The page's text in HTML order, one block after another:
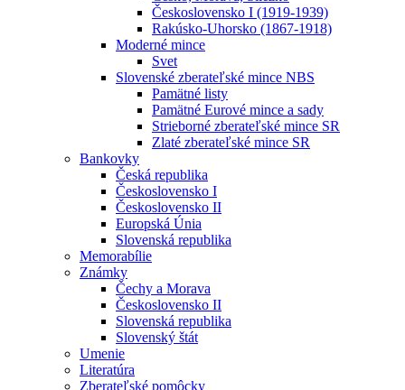
Československo I (1919-1939)
Rakúsko-Uhorsko (1867-1918)
Moderné mince
Svet
Slovenské zberateľské mince NBS
Pamätné listy
Pamätné Eurové mince a sady
Strieborné zberateľské mince SR
Zlaté zberateľské mince SR
Bankovky
Česká republika
Československo I
Československo II
Europská Únia
Slovenská republika
Memorabílie
Známky
Čechy a Morava
Československo II
Slovenská republika
Slovenský štát
Umenie
Literatúra
Zberateľské pomôcky